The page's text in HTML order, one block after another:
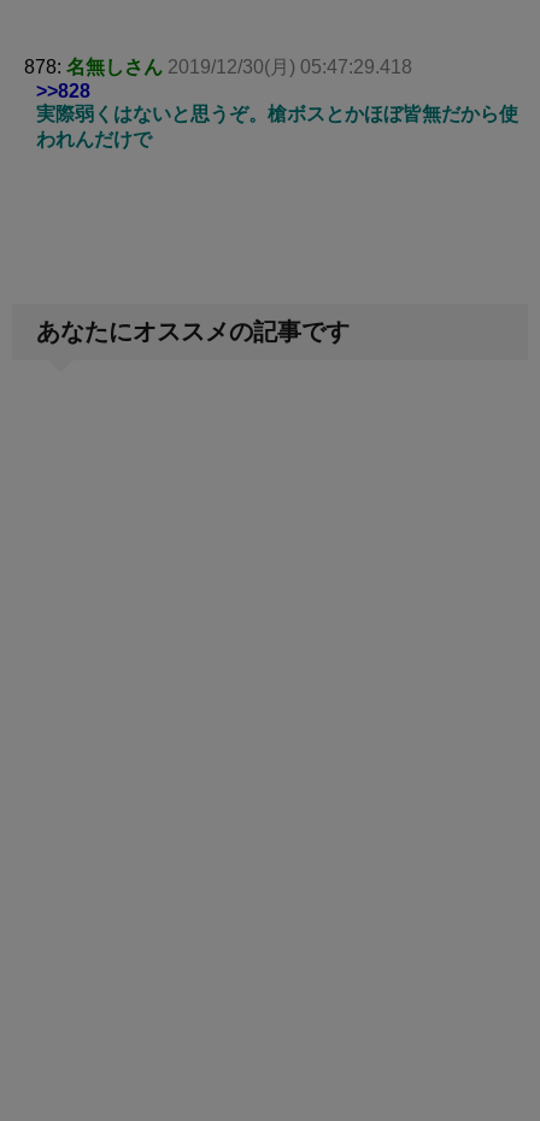
878: 名無しさん 2019/12/30(月) 05:47:29.418
>>828
実際弱くはないと思うぞ。槍ボスとかほぼ皆無だから使
われんだけで
あなたにオススメの記事です